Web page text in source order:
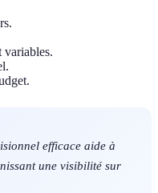
variables.
efficace aide à
une visibilité sur